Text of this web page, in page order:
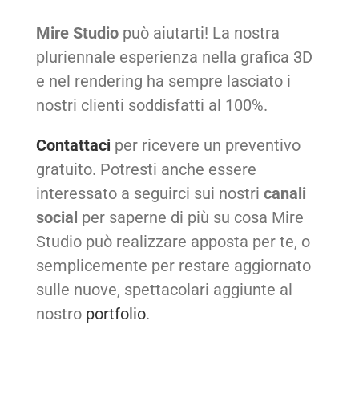
Mire Studio può aiutarti! La nostra
pluriennale esperienza nella grafica 3D
e nel rendering ha sempre lasciato i
nostri clienti soddisfatti al 100%.
Contattaciper ricevere un preventivo
gratuito. Potresti anche essere
interessato a seguirci sui nostri canali
social per saperne di più su cosa Mire
Studio può realizzare apposta per te, o
semplicemente per restare aggiornato
sulle nuove, spettacolari aggiunte al
nostro portfolio.